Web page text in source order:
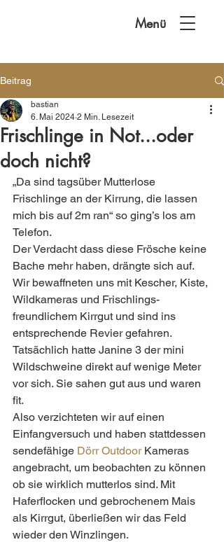
Menü
Beitrag
Frischlinge in Not...oder
doch nicht?
bastian
6. Mai 2024 2 Min. Lesezeit
„Da sind tagsüber Mutterlose
Frischlinge an der Kirrung, die lassen
mich bis auf 2m ran“ so ging’s los am
Telefon.
Der Verdacht dass diese Frösche keine
Bache mehr haben, drängte sich auf.
Wir bewaffneten uns mit Kescher, Kiste,
Wildkameras und Frischlings-
freundlichem Kirrgut und sind ins
entsprechende Revier gefahren.
Tatsächlich hatte Janine 3 der mini
Wildschweine direkt auf wenige Meter
vor sich. Sie sahen gut aus und waren
fit.
Also verzichteten wir auf einen
Einfangversuch und haben stattdessen
sendefähige Dörr Outdoor Kameras
angebracht, um beobachten zu können
ob sie wirklich mutterlos sind. Mit
Haferflocken und gebrochenem Mais
als Kirrgut, überließen wir das Feld
wieder den Winzlingen.